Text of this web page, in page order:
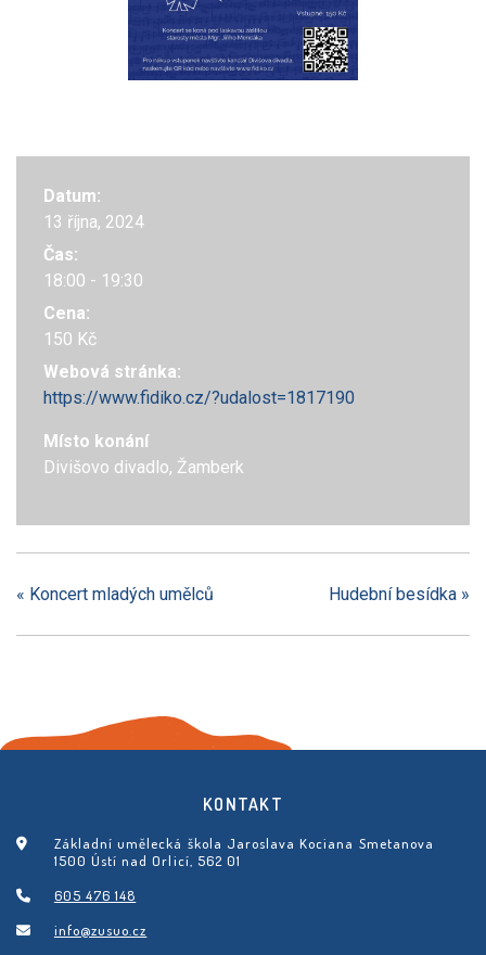
Datum:
13 října, 2024
Čas:
18:00 - 19:30
Cena:
150 Kč
Webová stránka:
https://www.fidiko.cz/?udalost=1817190
Místo konání
Divišovo divadlo, Žamberk
« Koncert mladých umělců Hudební besídka »
KONTAKT
Základní umělecká škola Jaroslava Kociana Smetanova
1500 Ústí nad Orlicí, 562 01
605 476 148
info@zusuo.cz